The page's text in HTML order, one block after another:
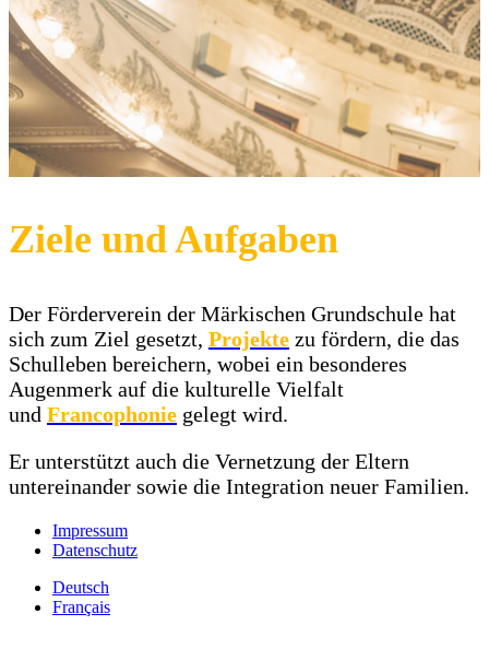
Ziele und Aufgaben
Der Förderverein der Märkischen Grundschule hat
sich zum Ziel gesetzt, Projekte zu fördern, die das
Schulleben bereichern, wobei ein besonderes
Augenmerk auf die kulturelle Vielfalt
und Francophonie gelegt wird.
Er unterstützt auch die Vernetzung der Eltern
untereinander sowie die Integration neuer Familien.
Impressum
Datenschutz
Deutsch
Français